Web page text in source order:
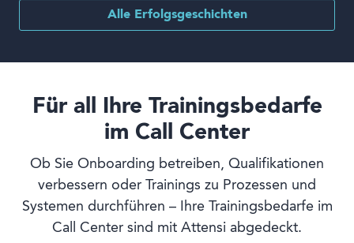
Alle Erfolgsgeschichten
Für all Ihre Trainingsbedarfe
im Call Center
Ob Sie Onboarding betreiben, Qualifikationen
verbessern oder Trainings zu Prozessen und
Systemen durchführen – Ihre Trainingsbedarfe im
Call Center sind mit Attensi abgedeckt.